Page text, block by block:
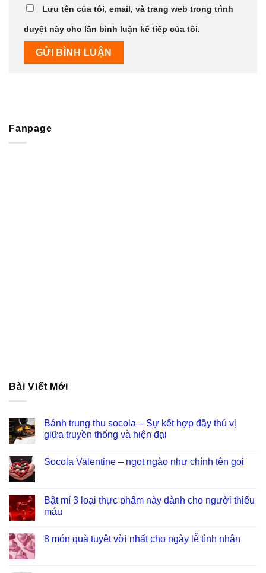
Lưu tên của tôi, email, và trang web trong trình
duyệt này cho lần bình luận kế tiếp của tôi.
Fanpage
Bài Viết Mới
Bánh trung thu socola – Sự kết hợp đầy thú vị
giữa truyền thống và hiện đại
Socola Valentine – ngọt ngào như chính tên gọi
Bật mí 3 loại thực phẩm này dành cho người thiếu
máu
8 món quà tuyệt vời nhất cho ngày lễ tình nhân